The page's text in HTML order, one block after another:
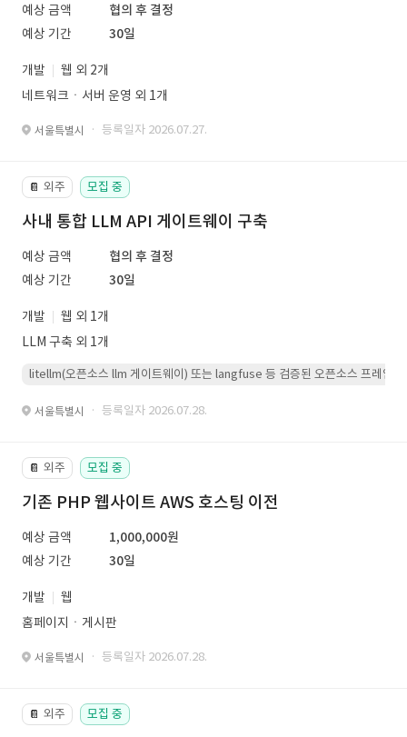
예상 금액
협의 후 결정
예상 기간
30일
개발
웹 외 2개
네트워크ㆍ서버 운영 외 1개
서울특별시 · 등록일자 2026.07.27.
📔 외주 모집 중
사내 통합 LLM API 게이트웨이 구축
예상 금액
협의 후 결정
예상 기간
30일
개발
웹 외 1개
LLM 구축 외 1개
litellm(오픈소스 llm 게이트웨이) 또는 langfuse 등 검증된 오픈소스 프레임워
서울특별시 · 등록일자 2026.07.28.
📔 외주 모집 중
기존 PHP 웹사이트 AWS 호스팅 이전
예상 금액
1,000,000원
예상 기간
30일
개발
웹
홈페이지ㆍ게시판
서울특별시 · 등록일자 2026.07.28.
📔 외주 모집 중